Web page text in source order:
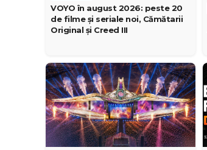
VOYO în august 2026: peste 20
de filme și seriale noi, Cămătarii
Original și Creed III